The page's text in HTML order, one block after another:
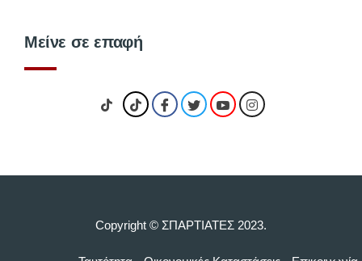
Μείνε σε επαφή
Copyright © ΣΠΑΡΤΙΑΤΕΣ 2023.